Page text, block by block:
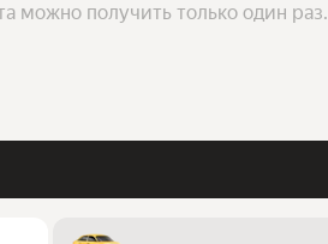
можно получить только один раз.